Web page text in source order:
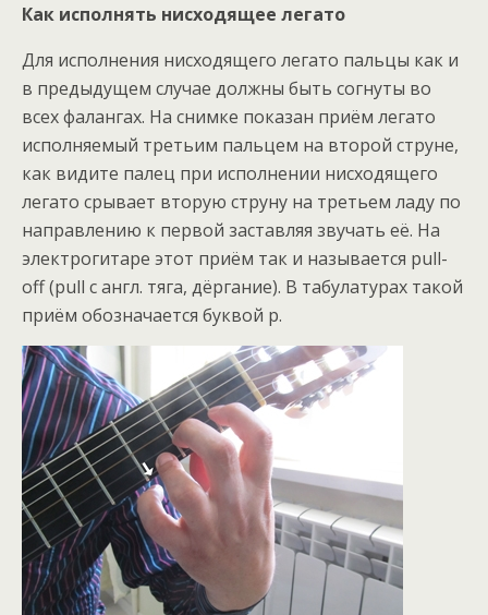
Как исполнять нисходящее легато
Для исполнения нисходящего легато пальцы как и
в предыдущем случае должны быть согнуты во
всех фалангах. На снимке показан приём легато
исполняемый третьим пальцем на второй струне,
как видите палец при исполнении нисходящего
легато срывает вторую струну на третьем ладу по
направлению к первой заставляя звучать её. На
электрогитаре этот приём так и называется pull-
off (pull с англ. тяга, дёргание). В табулатурах такой
приём обозначается буквой p.